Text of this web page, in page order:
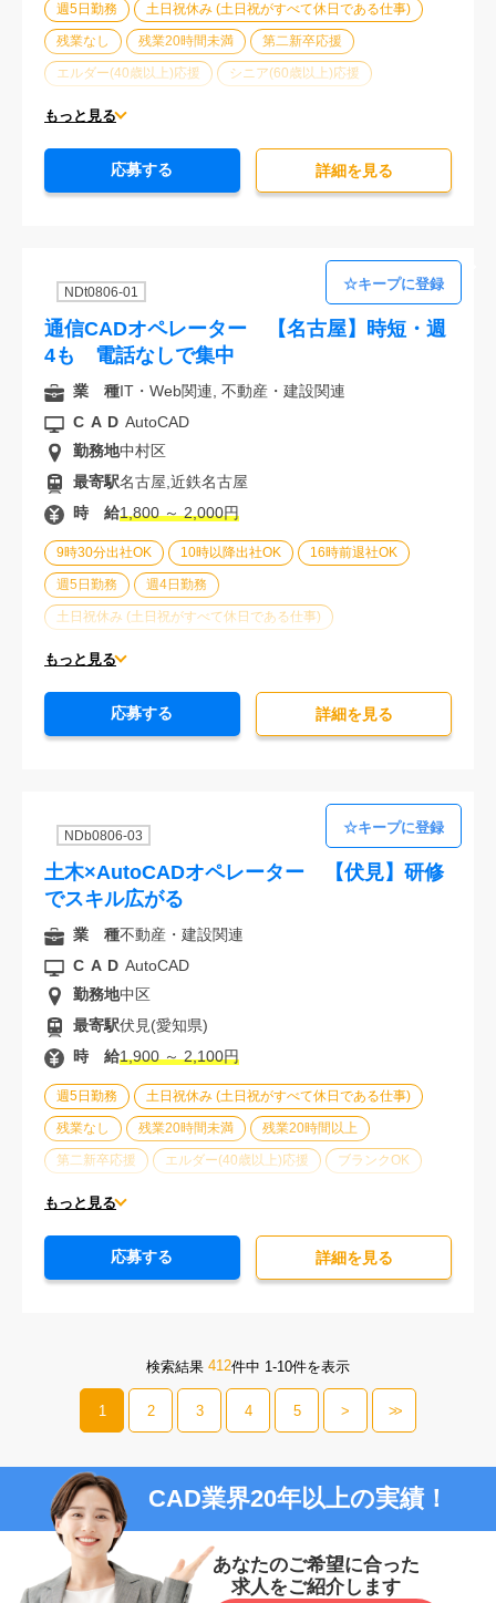
週5日勤務 土日祝休み (土日祝がすべて休日である仕事)
残業なし 残業20時間未満 第二新卒応援
エルダー(40歳以上)応援 シニア(60歳以上)応援
ブランクOK
派遣スタッフ活躍中 未経験歓迎
もっと見る
応募する 詳細を⾒る
NDt0806-01
通信CADオペレーター 【名古屋】時短・週
4も 電話なしで集中
9時30分出社OK 10時以降出社OK 16時前退社OK
週5日勤務 週4日勤務
土日祝休み (土日祝がすべて休日である仕事)
平日休みあり (週に一度以上平日に休日がある仕事)
エルダー(40歳以上)応援 シニア(60歳以上)応援
ブランクOK 服装自由 オフィスが禁煙 20代活躍中
もっと見る
業 種IT・Web関連, 不動産・建設関連
CAD AutoCAD
勤務地中村区
最寄駅名古屋,近鉄名古屋
時 給1,800 ～ 2,000円
応募する 詳細を⾒る
NDb0806-03
土木×AutoCADオペレーター 【伏見】研修
でスキル広がる
週5日勤務 土日祝休み (土日祝がすべて休日である仕事)
残業なし 残業20時間未満 残業20時間以上
第二新卒応援 エルダー(40歳以上)応援 ブランクOK
服装自由
もっと見る
業 種不動産・建設関連
CAD AutoCAD
勤務地中区
最寄駅伏見(愛知県)
時 給1,900 ～ 2,100円
応募する 詳細を⾒る
検索結果 412件中 1-10件を表示
1 2 3 4 5 > >>
CAD業界20年以上の実績！
あなたのご希望に合った
求人をご紹介します